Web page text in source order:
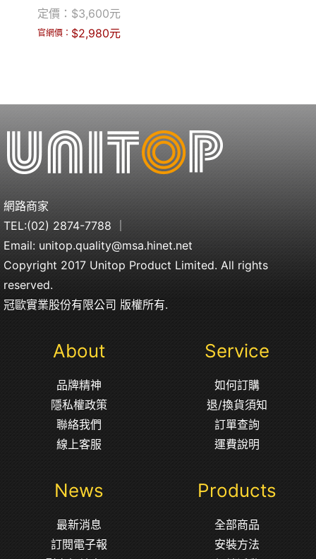
定價： $3,600元
官網價： $2,980元
網路商家
TEL:(02) 2874-7788
Email: unitop.quality@msa.hinet.net
Copyright 2017 Unitop Product Limited. All rights
reserved.
冠歐實業股份有限公司 版權所有.
About
品牌精神
隱私權政策
聯絡我們
線上客服
Service
如何訂購
退/換貨須知
訂單查詢
運費說明
News
最新消息
訂閱電子報
Products
全部商品
安裝方法